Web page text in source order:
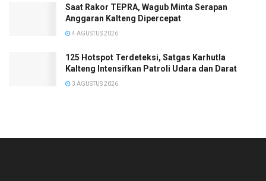
Saat Rakor TEPRA, Wagub Minta Serapan
Anggaran Kalteng Dipercepat
4 AGUSTUS 2026
125 Hotspot Terdeteksi, Satgas Karhutla
Kalteng Intensifkan Patroli Udara dan Darat
3 AGUSTUS 2026